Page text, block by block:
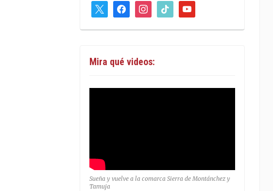
facebookinstagram
tiktok youtube
Mira qué videos:
Sueña y vuelve a la comarca Sierra de Montánchez y
Tamuja